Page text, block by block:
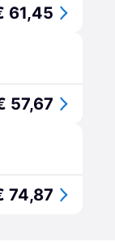
61,45
57,67
74,87